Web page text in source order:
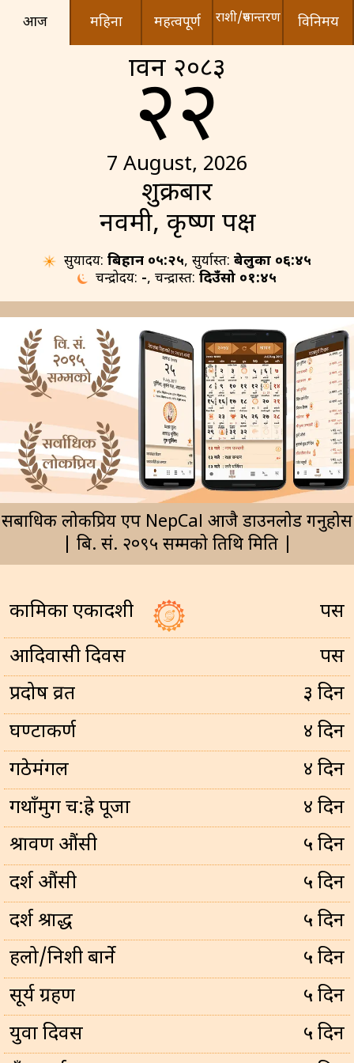
आज महिना महत्वपूर्ण राशी/रुपान्तरण विनिमय
श्रावन २०८३
२२
7 August, 2026
शुक्रबार
नवमी, कृष्ण पक्ष
सुर्योदय:बिहान ०५:२५, सुर्यास्त:बेलुका ०६:४५
चन्द्रोदय: -, चन्द्रास्त:दिउँसो ०१:४५
सर्बाधिक लोकप्रिय एप NepCal आजै डाउनलोड गर्नुहोस
| बि. सं. २०९५ सम्मको तिथि मिति |
कामिका एकादशी
पर्सि
आदिवासी दिवस
पर्सि
प्रदोष व्रत
३ दिन
घण्टाकर्ण
४ दिन
गठेमंगल
४ दिन
गथाँमुग च:ह्रे पूजा
४ दिन
श्रावण औंसी
५ दिन
दर्श औंसी
५ दिन
दर्श श्राद्ध
५ दिन
हलो/निशी बार्ने
५ दिन
सूर्य ग्रहण
५ दिन
युवा दिवस
५ दिन